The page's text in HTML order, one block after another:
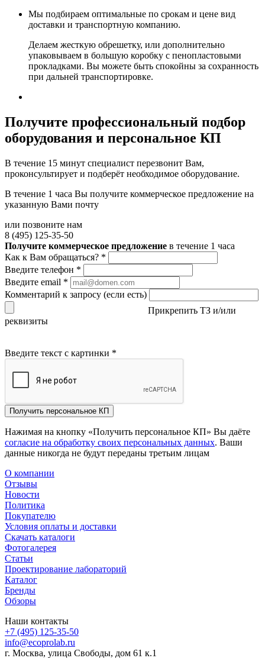
Мы подбираем оптимальные по срокам и цене вид
доставки и транспортную компанию.
Делаем жесткую обрешетку, или дополнительно
упаковываем в большую коробку с пенопластовыми
прокладками. Вы можете быть спокойны за сохранность
при дальней транспортировке.
Получите профессиональный подбор
оборудования и персональное КП
В течение 15 минут специалист перезвонит Вам,
проконсультирует и подберёт необходимое оборудование.
В течение 1 часа Вы получите коммерческое предложение на
указанную Вами почту
или позвоните нам
8 (495) 125-35-50
Получите коммерческое предложение в течение 1 часа
Как к Вам обращаться? *
Введите телефон *
Введите email *
Комментарий к запросу (если есть)
Прикрепить ТЗ и/или
реквизиты
Введите текст с картинки *
Получить персональное КП
Нажимая на кнопку «Получить персональное КП» Вы даёте
согласие на обработку своих персональных данных. Ваши
данные никогда не будут переданы третьим лицам
О компании
Отзывы
Новости
Политика
Покупателю
Условия оплаты и доставки
Скачать каталоги
Фотогалерея
Статьи
Проектирование лабораторий
Каталог
Бренды
Обзоры
Наши контакты
+7 (495) 125-35-50
info@ecoprolab.ru
г. Москва, улица Свободы, дом 61 к.1